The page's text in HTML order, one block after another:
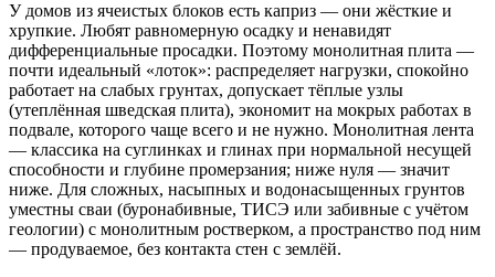
У домов из ячеистых блоков есть каприз — они жёсткие и
хрупкие. Любят равномерную осадку и ненавидят
дифференциальные просадки. Поэтому монолитная плита —
почти идеальный «лоток»: распределяет нагрузки, спокойно
работает на слабых грунтах, допускает тёплые узлы
(утеплённая шведская плита), экономит на мокрых работах в
подвале, которого чаще всего и не нужно. Монолитная лента
— классика на суглинках и глинах при нормальной несущей
способности и глубине промерзания; ниже нуля — значит
ниже. Для сложных, насыпных и водонасыщенных грунтов
уместны сваи (буронабивные, ТИСЭ или забивные с учётом
геологии) с монолитным ростверком, а пространство под ним
— продуваемое, без контакта стен с землёй.